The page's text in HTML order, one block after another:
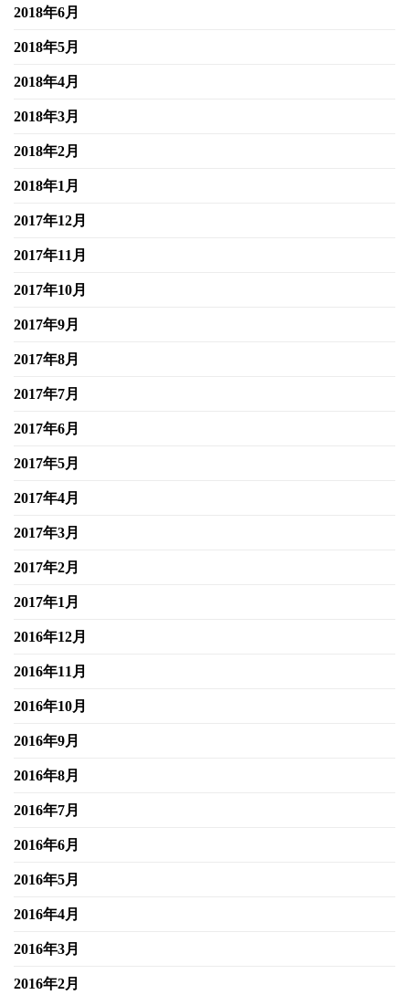
2018年6月
2018年5月
2018年4月
2018年3月
2018年2月
2018年1月
2017年12月
2017年11月
2017年10月
2017年9月
2017年8月
2017年7月
2017年6月
2017年5月
2017年4月
2017年3月
2017年2月
2017年1月
2016年12月
2016年11月
2016年10月
2016年9月
2016年8月
2016年7月
2016年6月
2016年5月
2016年4月
2016年3月
2016年2月